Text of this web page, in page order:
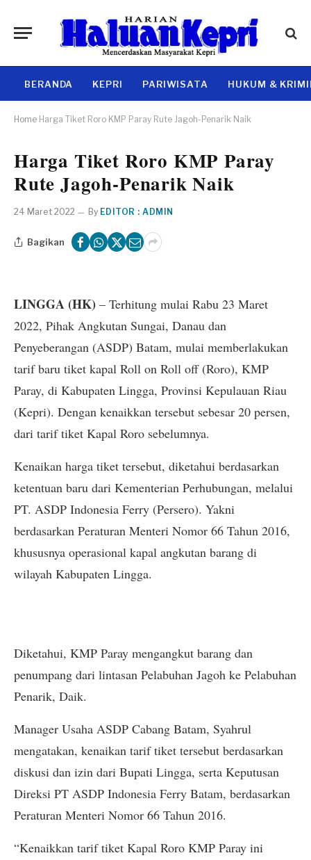
BERANDA KEPRI PARIWISATA HUKUM &
Home Harga Tiket Roro KMP Paray Rute Jagoh-Penarik Naik
Harga Tiket Roro KMP Paray
Rute Jagoh-Penarik Naik
24 Maret 2022 By EDITOR : ADMIN
Bagikan
LINGGA (HK) – Terhitung mulai Rabu 23 Maret
2022, Pihak Angkutan Sungai, Danau dan
Penyeberangan (ASDP) Batam, mulai memberlakukan
tarif baru tiket kapal Roll on Roll off (Roro), KMP
Paray, di Kabupaten Lingga, Provinsi Kepulauan Riau
(Kepri). Dengan kenaikkan tersebut sebesar 20 persen,
dari tarif tiket Kapal Roro sebelumnya.
Kenaikan harga tiket tersebut, diketahui berdasarkan
ketentuan baru dari Kementerian Perhubungan, melalui
PT. ASDP Indonesia Ferry (Persero). Yakni
berdasarkan Peraturan Menteri Nomor 66 Tahun 2016,
khususnya operasional kapal angkutan barang di
wilayah Kabupaten Lingga.
Diketahui, KMP Paray mengangkut barang dan
penumpang dari lintasan Pelabuhan Jagoh ke Pelabuhan
Penarik, Daik.
Manager Usaha ASDP Cabang Batam, Syahrul
mengatakan, kenaikan tarif tiket tersebut berdasarkan
diskusi dan izin dari Bupati Lingga, serta Keputusan
Direksi PT ASDP Indonesia Ferry Batam, berdasarkan
Peraturan Menteri Nomor 66 Tahun 2016.
“Kenaikkan tarif tiket Kapal Roro KMP Paray ini